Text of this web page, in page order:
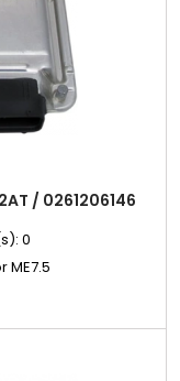
/ 0261206146
0